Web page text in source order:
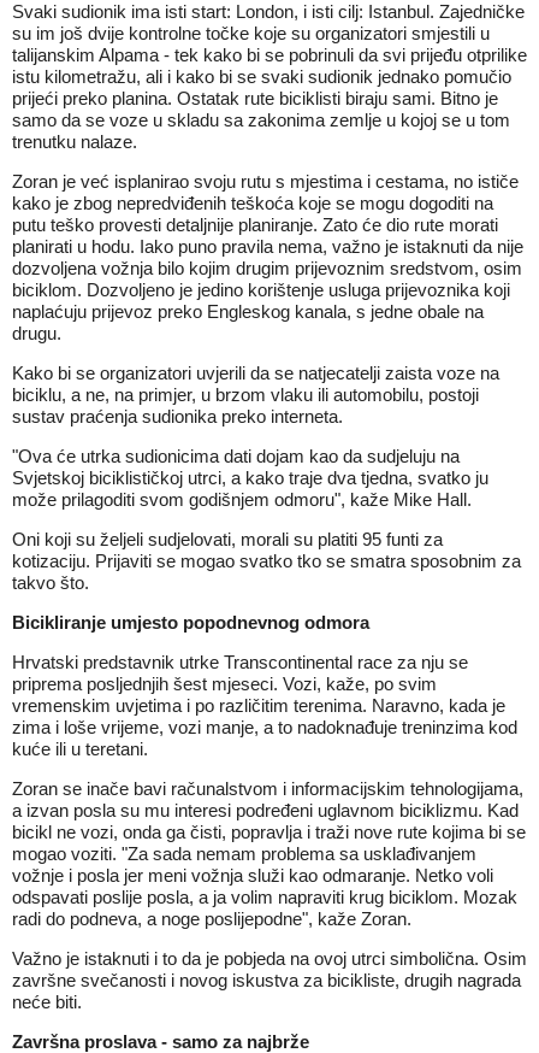
Svaki sudionik ima isti start: London, i isti cilj: Istanbul. Zajedničke
su im još dvije kontrolne točke koje su organizatori smjestili u
talijanskim Alpama - tek kako bi se pobrinuli da svi prijeđu otprilike
istu kilometražu, ali i kako bi se svaki sudionik jednako pomučio
prijeći preko planina. Ostatak rute biciklisti biraju sami. Bitno je
samo da se voze u skladu sa zakonima zemlje u kojoj se u tom
trenutku nalaze.
Zoran je već isplanirao svoju rutu s mjestima i cestama, no ističe
kako je zbog nepredviđenih teškoća koje se mogu dogoditi na
putu teško provesti detaljnije planiranje. Zato će dio rute morati
planirati u hodu. Iako puno pravila nema, važno je istaknuti da nije
dozvoljena vožnja bilo kojim drugim prijevoznim sredstvom, osim
biciklom. Dozvoljeno je jedino korištenje usluga prijevoznika koji
naplaćuju prijevoz preko Engleskog kanala, s jedne obale na
drugu.
Kako bi se organizatori uvjerili da se natjecatelji zaista voze na
biciklu, a ne, na primjer, u brzom vlaku ili automobilu, postoji
sustav praćenja sudionika preko interneta.
"Ova će utrka sudionicima dati dojam kao da sudjeluju na
Svjetskoj biciklističkoj utrci, a kako traje dva tjedna, svatko ju
može prilagoditi svom godišnjem odmoru", kaže Mike Hall.
Oni koji su željeli sudjelovati, morali su platiti 95 funti za
kotizaciju. Prijaviti se mogao svatko tko se smatra sposobnim za
takvo što.
Bicikliranje umjesto popodnevnog odmora
Hrvatski predstavnik utrke Transcontinental race za nju se
priprema posljednjih šest mjeseci. Vozi, kaže, po svim
vremenskim uvjetima i po različitim terenima. Naravno, kada je
zima i loše vrijeme, vozi manje, a to nadoknađuje treninzima kod
kuće ili u teretani.
Zoran se inače bavi računalstvom i informacijskim tehnologijama,
a izvan posla su mu interesi podređeni uglavnom biciklizmu. Kad
bicikl ne vozi, onda ga čisti, popravlja i traži nove rute kojima bi se
mogao voziti. "Za sada nemam problema sa usklađivanjem
vožnje i posla jer meni vožnja služi kao odmaranje. Netko voli
odspavati poslije posla, a ja volim napraviti krug biciklom. Mozak
radi do podneva, a noge poslijepodne", kaže Zoran.
Važno je istaknuti i to da je pobjeda na ovoj utrci simbolična. Osim
završne svečanosti i novog iskustva za bicikliste, drugih nagrada
neće biti.
Završna proslava - samo za najbrže